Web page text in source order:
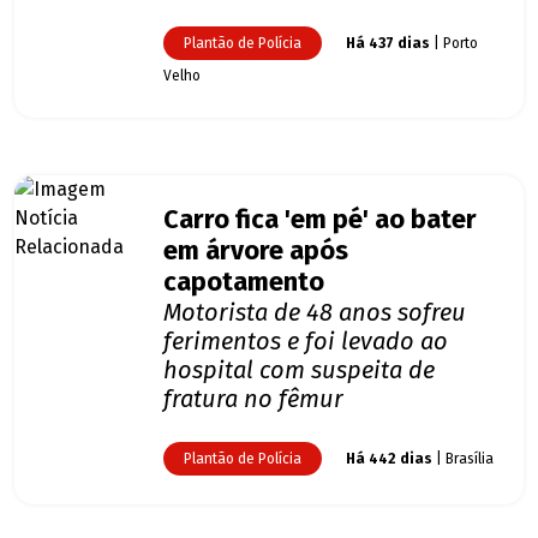
Plantão de Polícia Há 437 dias | Porto
Velho
Carro fica 'em pé' ao bater
em árvore após
capotamento
Motorista de 48 anos sofreu
ferimentos e foi levado ao
hospital com suspeita de
fratura no fêmur
Plantão de Polícia Há 442 dias | Brasília